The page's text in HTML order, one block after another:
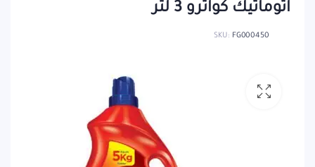
اتوماتيك كواترو 3 لتر
SKU: FG000450